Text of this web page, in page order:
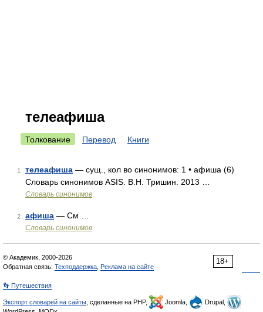
телеафиша
Толкование Перевод Книги
1 телеафиша — сущ., кол во синонимов: 1 • афиша (6)
Словарь синонимов ASIS. В.Н. Тришин. 2013 …
Словарь синонимов
2 афиша — См …
Словарь синонимов
18+
© Академик, 2000-2026
Обратная связь: Техподдержка Реклама на сайте
👣 Путешествия
Экспорт словарей на сайты , сделанные на PHP, Joomla,
Drupal,